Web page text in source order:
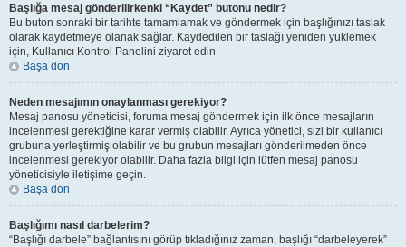
Başlığa mesaj gönderilirkenki “Kaydet” butonu nedir?
Bu buton sonraki bir tarihte tamamlamak ve göndermek için başlığınızı taslak
olarak kaydetmeye olanak sağlar. Kaydedilen bir taslağı yeniden yüklemek
için, Kullanıcı Kontrol Panelini ziyaret edin.
Başa dön
Neden mesajımın onaylanması gerekiyor?
Mesaj panosu yöneticisi, foruma mesaj göndermek için ilk önce mesajların
incelenmesi gerektiğine karar vermiş olabilir. Ayrıca yönetici, sizi bir kullanıcı
grubuna yerleştirmiş olabilir ve bu grubun mesajları gönderilmeden önce
incelenmesi gerekiyor olabilir. Daha fazla bilgi için lütfen mesaj panosu
yöneticisiyle iletişime geçin.
Başa dön
Başlığımı nasıl darbelerim?
“Başlığı darbele” bağlantısını görüp tıkladığınız zaman, başlığı “darbeleyerek”